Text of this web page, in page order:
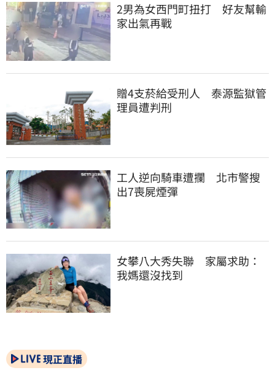
2男為女西門町扭打　好友幫輸
家出氣再戰
贈4支菸給受刑人　泰源監獄管
理員遭判刑
工人逆向騎車遭攔　北市警搜
出7喪屍煙彈
女攀八大秀失聯　家屬求助：
我媽還沒找到
現正直播